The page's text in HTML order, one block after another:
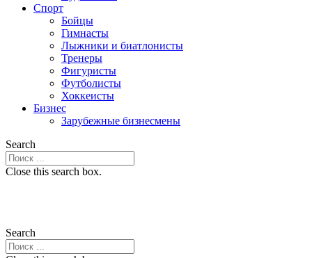
Спорт
Бойцы
Гимнасты
Лыжники и биатлонисты
Тренеры
Фигуристы
Футболисты
Хоккеисты
Бизнес
Зарубежные бизнесмены
Search
Close this search box.
Search